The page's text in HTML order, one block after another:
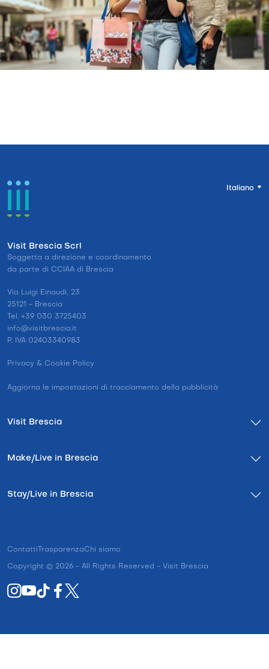
Italiano
Visit Brescia Scrl
Soggetta a direzione e coordinamento
da parte di CCIAA di Brescia
Via Luigi Einaudi, 23
25121 - Brescia
Tel. +39 030 3725403
info@visitbrescia.it
P. IVA 02403340983
Privacy & Cookie Policy
Aggiorna le impostazioni di tracciamento della pubblicità
Visit Brescia
Make/Live in Brescia
Stay/Live in Brescia
Contatti TrasparenzaChi siamo
Copyright © 2026 - All Rights Reserved - Visit Brescia